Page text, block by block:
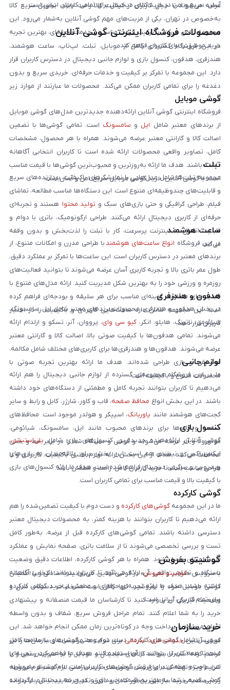
آسان، سریع و امن در خرید کالای دیجیتال برای تمامی کاربران ایرانی است.
عرضه می‌شوند تا خیال کاربران از کیفیت کالا راحت باشد. تحویل سریع کالا
به‌خصوص در تهران، یکی از مزیت‌های مهم گوشی آنلاین به‌شمار می‌رود. این
مجموعه تلاش می‌کند با ترکیب قیمت مناسب و خدمات حرفه‌ای، بهترین تجربه
خرید موبایل را برای کاربران فراهم کند.
محصولات فروشگاه اینترنتی گوشی آنلاین
در این فروشگاه گستره‌ای کامل از موبایل، تبلت، لپ‌تاپ، ساعت هوشمند،
هندزفری، هدفون، کنسول بازی و لوازم جانبی دیجیتال در دسترس کاربران قرار
دارد. این مجموعه با تمرکز بر کیفیت و خدمات حرفه‌ای، خریدی سریع و بدون
دغدغه را برای تمامی کاربران ممکن می‌کند. محصولات ما عبارتند از موارد زیر
است:
گوشی موبایل
فروشگاه اینترنتی گوشی آنلاین ارائه‌دهنده جدیدترین مدل‌های گوشی موبایل
از برندهای معتبر شامل اپل و سامسونگ است. تمامی گوشی‌ها با تضمین
اصالت کالا و گارانتی معتبر عرضه می‌شوند. همراه با هر محصول، مشخصات
کامل، تصاویر واقعی محصولات ارائه شده است تا کاربران انتخابی آگاهانه
داشته باشند. هدف ما ارائه به‌روزترین و محبوب‌ترین گوشی‌ها با قیمت مناسب
است. با گوشی آنلاین، خرید گوشی موبایل سریع، امن و آسان است.
تبلت
مجموعه تبلت‌ها شامل مدل‌هایی با نمایشگرهای باکیفیت، پردازنده‌های سریع
و قابلیت‌های چندوظیفه‌ای متنوع است. این دستگاه‌ها مناسب مطالعه، تماشای
فیلم، طراحی گرافیکی و حتی بازی‌های سبک و تولید محتوا هستند و تجربه‌ای
حرفه‌ای از کاربری دیجیتال ارائه می‌کنند. طراحی ارگونومیک، باتری با دوام و
قابلیت اتصال به اینترنت پرسرعت، کار با تبلت را لذت‌بخش و بدون وقفه
می‌کند.
ساعت هوشمند
در این فروشگاه انواع ساعت‌های هوشمند با طراحی مدرن و امکانات متنوع، از
برندهای معتبر در دسترس کاربران است. این ساعت‌ها با تمرکز بر عملکرد دقیق،
طول عمر باتری بالا و تجربه کاربری آسان عرضه می‌شوند تا بتوانید فعالیت‌های
روزمره و ورزشی خود را به بهترین شکل مدیریت کنید. ارائه مدل‌های متنوع با
قابلیت‌های متفاوت، گزینه‌ای مناسب برای هر سلیقه و بودجه‌ای فراهم کرده
است. این مجموعه تلاش دارد ساعت‌هایی کاربردی و باکیفیت را در اختیار
کاربران قرار دهد.
هدفون و هندزفری
در بخش هدفون و هندزفری، محصولات برندهای معتبر شامل اپل، سامسونگ،
شیائومی، ناتینگ، هایلو، انکر، کیو سی وای، پرووان، آنر، تسکو و ارلدام ارائه
می‌شوند. تمامی هدفون‌ها با کیفیت صوتی بالا، اصالت کالا و گارانتی معتبر
عرضه می‌شوند. هدفون‌ها و هندزفری‌ها برای کاربری‌های مختلف شامل مکالمه،
موسیقی و بازی طراحی شده‌اند. هدف ما ارائه بهترین تجربه صوتی با
محصولات متنوع و باکیفیت است.
لوازم جانبی
ما در این فروشگاه مجموعه‌ای گسترده از لوازم جانبی دیجیتال را هم ارائه
می‌دهیم تا کاربران بتوانند تجربه کامل و مطمئنی از دستگاه‌های خود داشته
باشند. در این بخش انواع محافظ صفحه، قاب و کاور، شارژر، کابل و رابط و سایر
گجت‌های هوشمند مانند پاوربانک، اسپیکر و هولدر موجود است. محافظ‌های
صفحه و قاب‌ها برای برندهای محبوب مانند اپل، سامسونگ، شیائومی،
موتورولا و آنر عرضه می‌شوند و گوشی و دستگاه شما را در برابر خط و خش
محافظت می‌کنند. هدف از این بخش ارائه لوازم جانبی باکیفیت، کاربردی و با
طراحی مناسب است تا خرید کاربران کامل، راحت و مطمئن باشد.
کنسول بازی
گوشی آنلاین ارائه‌دهنده جدیدترین کنسول‌های بازی شامل پلی‌استیشن،
ایکس‌باکس و نینتندو هم است. این بخش برای علاقه‌مندان به بازی‌های
ویدیویی و سرگرمی دیجیتال فراهم شده است. هدف ما ارائه کنسول‌های بازی
با کیفیت بالا و قیمت مناسب برای تمامی کاربران است.
گوشی کارکرده
ما در این مجموعه گوشی‌های کارکرده و دست دوم با کیفیت تضمین‌شده را هم
ارائه می‌دهیم تا کاربران بتوانند با هزینه کمتر، به محصولات دیجیتال معتبر
دسترسی داشته باشند. تمامی گوشی‌های کارکرده قبل از عرضه، به‌طور کامل
تست و بررسی تخصصی می‌شوند تا از سلامت باتری، صفحه نمایش و عملکرد
فنی اطمینان حاصل شود. همراه با هر گوشی کارکرده، اطلاعات دقیق وضعیت
دستگاه و تصاویر واقعی آن ارائه می‌شود تا کاربران بتوانند انتخابی آگاهانه
داشته باشند. هدف ما ارائه تجربه‌ای حرفه‌ای و مطمئن از خرید گوشی کارکرده
برای تمام کاربران ایرانی است.
گوشیتو بفروش
با سرویس «گوشیتو بفروش» در گوشی آنلاین، می‌توانید به‌سادگی و با اطمینان
گوشی موبایل خود را بفروشید. تنها کافی است مشخصات دستگاه، مدل و
وضعیت فیزیکی آن را وارد کنید تا کارشناسان ما قیمت منصفانه و پیشنهادی
خرید را به شما اعلام کنند. تمام مراحل فروش سریع، شفاف و بدون واسطه
انجام می‌شود و پرداخت وجه در کوتاه‌ترین زمان ممکن انجام خواهد شد. این
سرویس شامل گوشی‌های کارکرده، دست دوم و حتی گوشی‌های با سلامت کامل
است تا همه کاربران بتوانند از آن استفاده کنند. هدف ما فراهم کردن تجربه‌ای
امن، راحت و مطمئن برای فروش گوشی‌های کاربران است. با «گوشیتو بفروش»،
گوشی قدیمی شما به بهترین قیمت خریداری و در چرخه دیجیتال بازگردانده
خرید سازمان
گوشی آنلاینخدمات خرید سازمانیبرای شرکت‌ها، مؤسسات و سازمان‌ها را نیز
فراهم کرده است تا بتوانند کالاهای دیجیتال و موبایل را به صورت رسمی و با
شرایط ویژه تهیه کنند. برای ثبت درخواست خرید سازمانی لازم است فرم مربوطه
را در صفحه خرید سازمانی به‌طور کامل و دقیق تکمیل نمایید تا تیم ما بتواند